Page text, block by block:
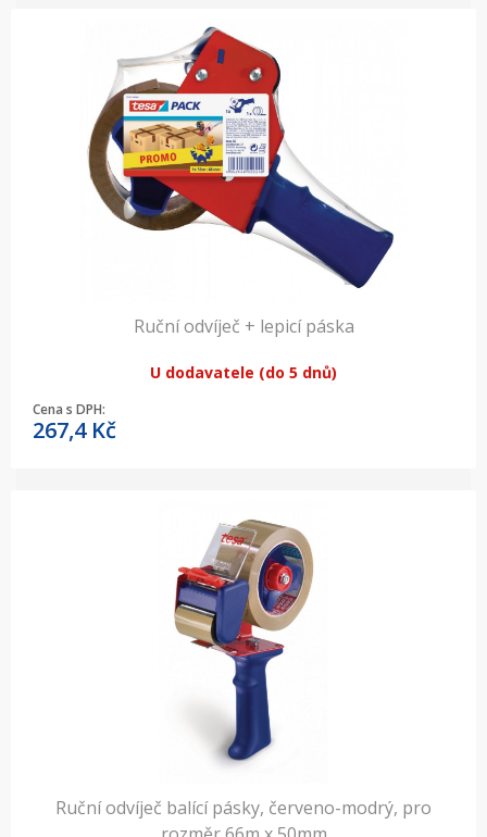
Ruční odvíječ + lepicí páska
U dodavatele (do 5 dnů)
Cena s DPH:
267,4 Kč
Ruční odvíječ balící pásky, červeno-modrý, pro